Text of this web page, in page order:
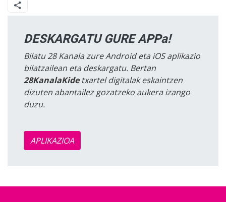
DESKARGATU GURE APPa!
Bilatu 28 Kanala zure Android eta iOS aplikazio
bilatzailean eta deskargatu. Bertan
28KanalaKidetxartel digitalak eskaintzen
dizuten abantailez gozatzeko aukera izango
duzu.
APLIKAZIOA